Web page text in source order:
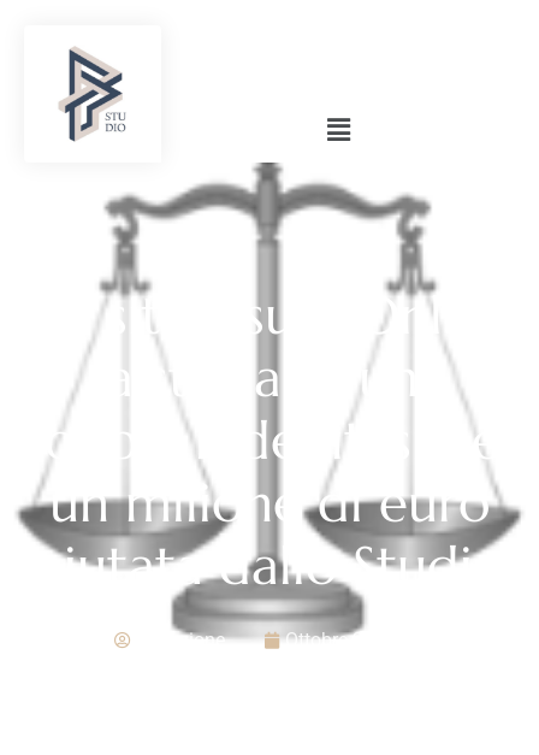
Sul sito Usura Online
la storia di una
coppia indebitasi per
un milione di euro
aiutata dallo Studio
Redazione Ottobre 27, 2020